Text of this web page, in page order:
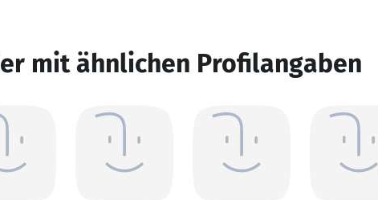
mit ähnlichen Profilangaben